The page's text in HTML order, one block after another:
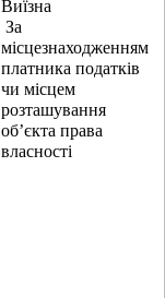
Виїзна
За
місцезнаходженням
платника податків
чи місцем
розташування
об’єкта права
власності